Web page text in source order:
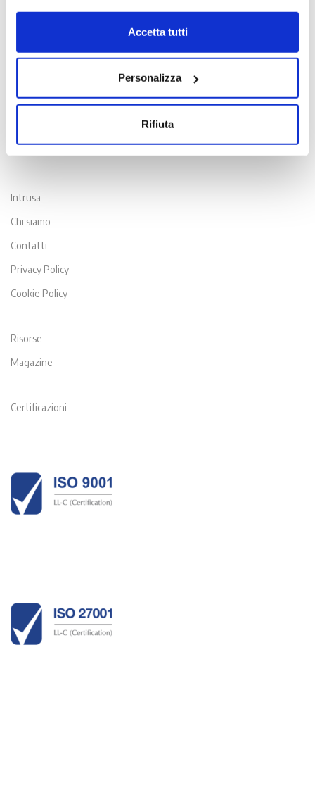
la navigazione proseguirà in assenza di cookie diversi da
Accetta tutti
Personalizza
Rifiuta
Contatti
Viale Venezia, 100 - 33100 Udine
T. +39 0432 163 8865
Intrusa
Chi siamo
Contatti
Privacy Policy
Cookie Policy
Risorse
Magazine
Certificazioni